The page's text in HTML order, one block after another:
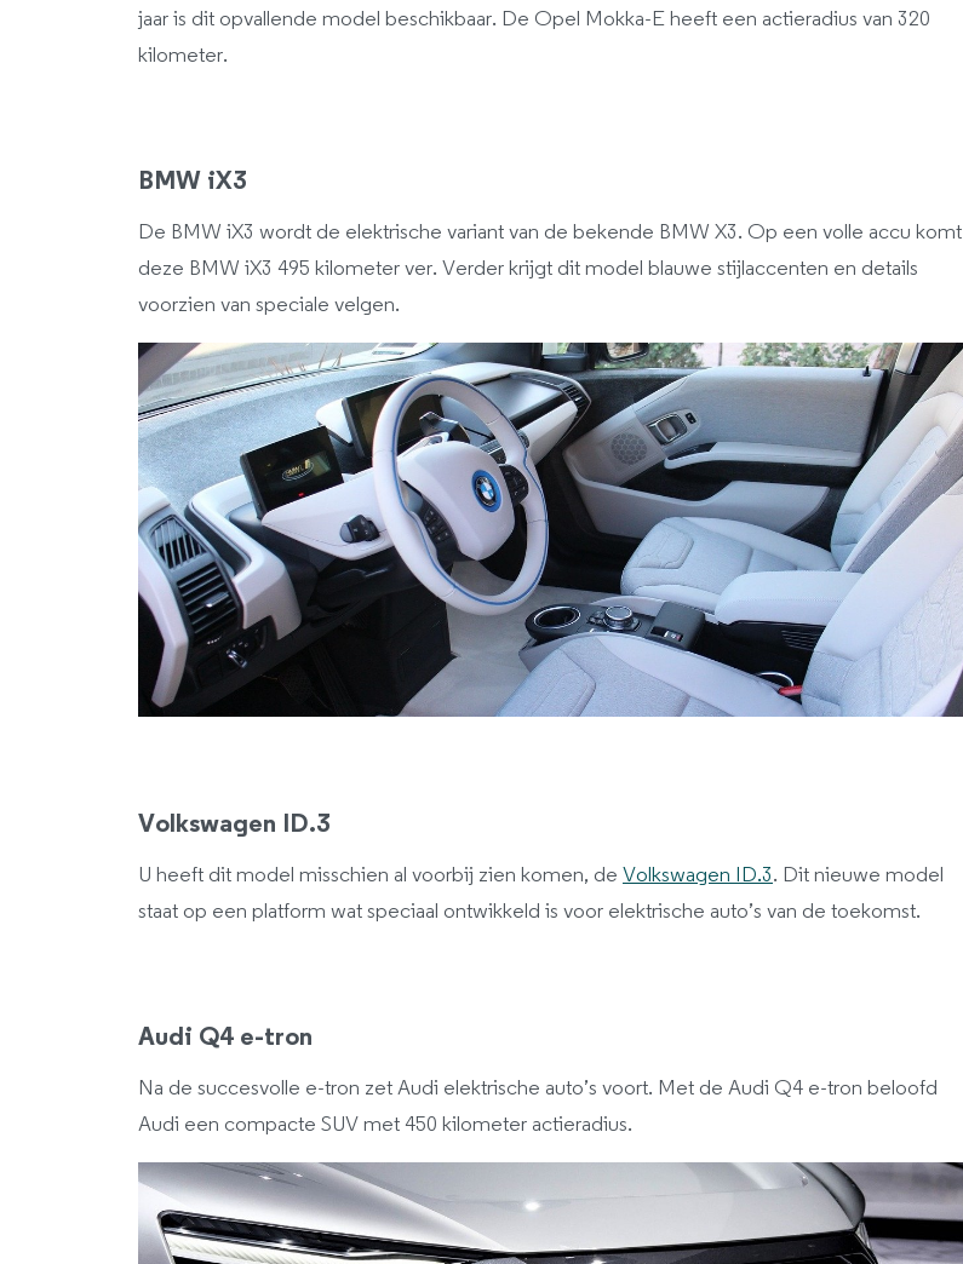
jaar is dit opvallende model beschikbaar. De Opel Mokka-E heeft een actieradius van 320
kilometer.
BMW iX3
De BMW iX3 wordt de elektrische variant van de bekende BMW X3. Op een volle accu komt
deze BMW iX3 495 kilometer ver. Verder krijgt dit model blauwe stijlaccenten en details
voorzien van speciale velgen.
Volkswagen ID.3
U heeft dit model misschien al voorbij zien komen, de Volkswagen ID.3. Dit nieuwe model
staat op een platform wat speciaal ontwikkeld is voor elektrische auto’s van de toekomst.
Audi Q4 e-tron
Na de succesvolle e-tron zet Audi elektrische auto’s voort. Met de Audi Q4 e-tron beloofd
Audi een compacte SUV met 450 kilometer actieradius.